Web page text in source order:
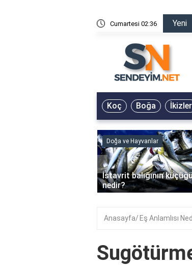
Cumartesi 02:36 Yeni
Koç Boğa İkizler
Doğa ve Hayvanlar
İstavrit balığının
nedir?
‹
Anasayfa Eş Anlamlısı